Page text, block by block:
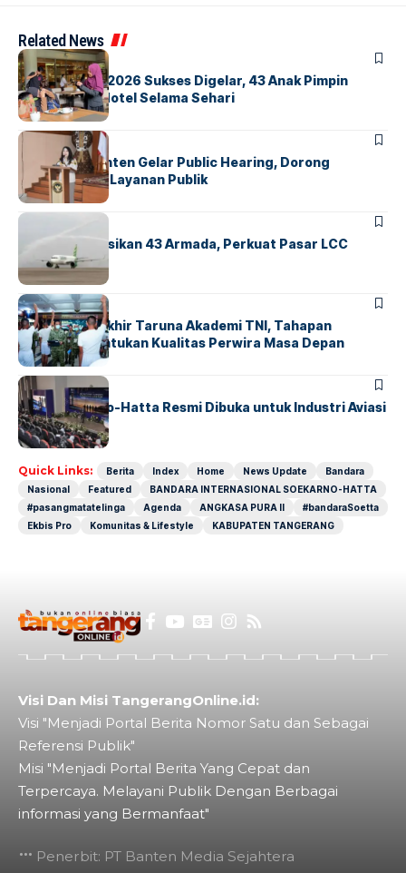
Related News
BERITAINDEX
GM For A Day 2026 Sukses Digelar, 43 Anak Pimpin
Operasional Hotel Selama Sehari
BANDARA BERITA
Karantina Banten Gelar Public Hearing, Dorong
Transparansi Layanan Publik
BANDARA
Citilink Operasikan 43 Armada, Perkuat Pasar LCC
Nasional
BERITA
Sidang Pantukhir Taruna Akademi TNI, Tahapan
Strategis Tentukan Kualitas Perwira Masa Depan
BANDARA BERITA
IALC Soekarno-Hatta Resmi Dibuka untuk Industri Aviasi
Dunia
Quick Links: Berita Index Home News Update
Bandara
Nasional
Featured
BANDARA INTERNASIONAL SOEKARNO-HATTA
#pasangmatatelinga
Agenda ANGKASA PURA II
#bandaraSoetta
Ekbis Pro
Komunitas & Lifestyle KABUPATEN TANGERANG
Visi Dan Misi TangerangOnline.id:
Visi "Menjadi Portal Berita Nomor Satu dan Sebagai
Referensi Publik"
Misi "Menjadi Portal Berita Yang Cepat dan
Terpercaya. Melayani Publik Dengan Berbagai
informasi yang Bermanfaat"
Penerbit: PT Banten Media Sejahtera